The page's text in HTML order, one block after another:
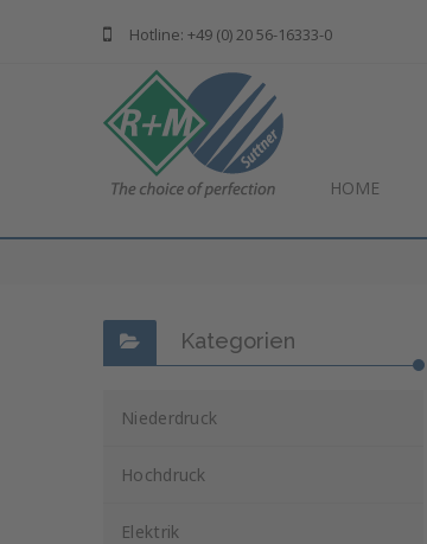
Hotline: +49 (0) 20 56-16333-0
HOME
Kategorien
Niederdruck
Hochdruck
Elektrik